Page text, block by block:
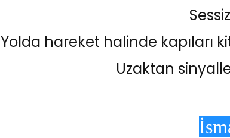
Yolda hareket halinde kapıları
Uzaktan